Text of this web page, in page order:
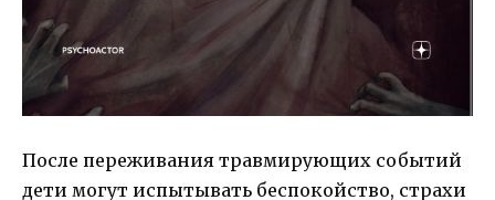
После переживания травмирующих событий
дети могут испытывать беспокойство, страхи